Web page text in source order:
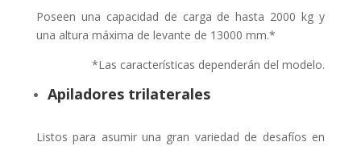
Poseen una capacidad de carga de hasta 2000 kg y
una altura máxima de levante de 13000 mm.*
*Las características dependerán del modelo.
Apiladores trilaterales
Listos para asumir una gran variedad de desafíos en